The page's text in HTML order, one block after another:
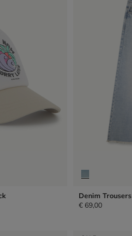
Denim Trousers
€ 69,00